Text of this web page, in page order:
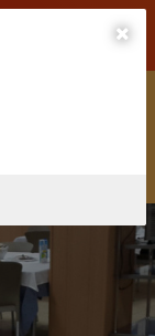
Play Store
pour suivre vos